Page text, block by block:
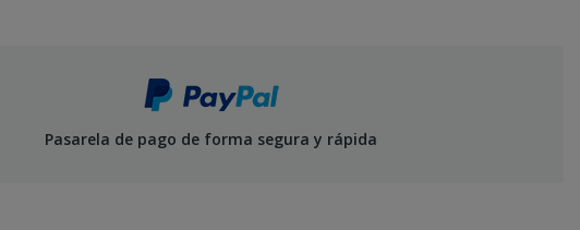
Pasarela de pago de forma segura y rápida